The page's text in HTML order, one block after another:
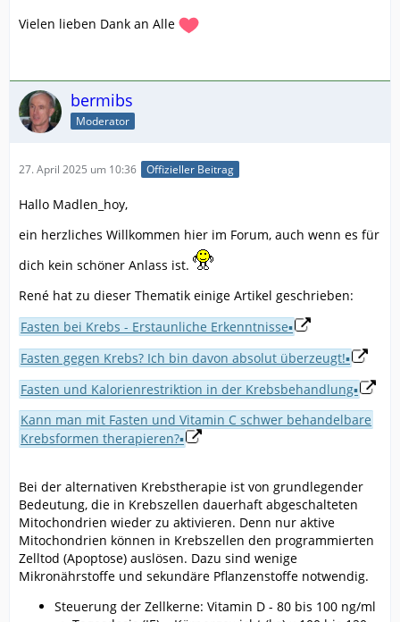
Vielen lieben Dank an Alle
bermibs
Moderator
27. April 2025 um 10:36 Offizieller Beitrag
Hallo Madlen_hoy,
ein herzliches Willkommen hier im Forum, auch wenn es für
dich kein schöner Anlass ist.
René hat zu dieser Thematik einige Artikel geschrieben:
Fasten bei Krebs - Erstaunliche Erkenntnisse▪
Fasten gegen Krebs? Ich bin davon absolut überzeugt!▪
Fasten und Kalorienrestriktion in der Krebsbehandlung▪
Kann man mit Fasten und Vitamin C schwer behandelbare
Krebsformen therapieren?▪
Bei der alternativen Krebstherapie ist von grundlegender
Bedeutung, die in Krebszellen dauerhaft abgeschalteten
Mitochondrien wieder zu aktivieren. Denn nur aktive
Mitochondrien können in Krebszellen den programmierten
Zelltod (Apoptose) auslösen. Dazu sind wenige
Mikronährstoffe und sekundäre Pflanzenstoffe notwendig.
Steuerung der Zellkerne: Vitamin D - 80 bis 100 ng/ml